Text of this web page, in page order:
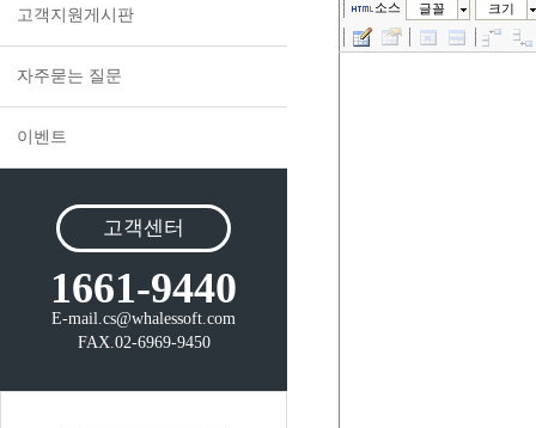
고객지원게시판
자주묻는 질문
이벤트
고객센터
1661-9440
E-mail.cs@whalessoft.com
FAX.02-6969-9450
소스 글꼴 크기